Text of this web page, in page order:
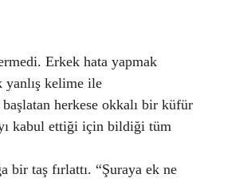
Erkek hata yapmak
yanlış kelime ile
herkese okkalı bir küfür
kabul ettiği için bildiği tüm
bir taş fırlattı. “Şuraya ek ne